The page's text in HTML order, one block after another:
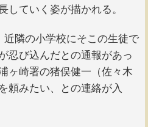
していく姿が描かれる。
隣の小学校にそこの生徒で
忍び込んだとの通報があっ
ヶ崎署の猪俣健一（佐々木
頼みたい、との連絡が入